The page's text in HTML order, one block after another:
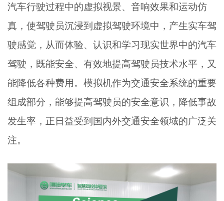
汽车行驶过程中的虚拟视景、音响效果和运动仿
真，使驾驶员沉浸到虚拟驾驶环境中，产生实车驾
驶感觉，从而体验、认识和学习现实世界中的汽车
驾驶，既能安全、有效地提高驾驶员技术水平，又
能降低各种费用。模拟机作为交通安全系统的重要
组成部分，能够提高驾驶员的安全意识，降低事故
发生率，正日益受到国内外交通安全领域的广泛关
注。